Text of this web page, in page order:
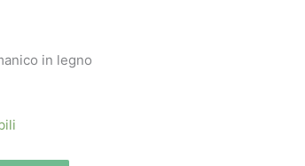
in legno